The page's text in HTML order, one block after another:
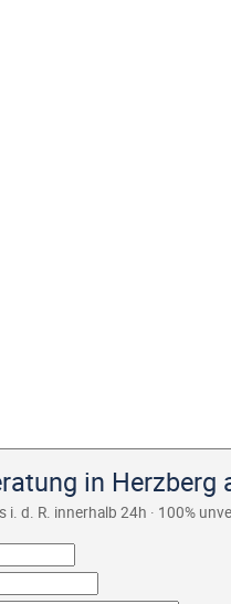
in Herzberg
i. d. R. innerhalb 24h · 100%